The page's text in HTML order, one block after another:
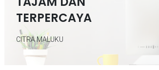
TERPERCAYA
CITRA MALUKU